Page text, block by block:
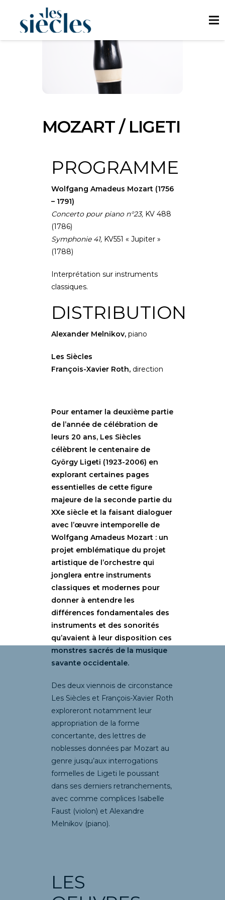
MOZART / LIGETI
PROGRAMME
Wolfgang Amadeus Mozart (1756
– 1791)
Concerto pour piano n°23, KV 488
(1786)
Symphonie 41, KV551 « Jupiter »
(1788)
Interprétation sur instruments
classiques.
DISTRIBUTION
Alexander Melnikov, piano
Les Siècles
François-Xavier Roth, direction
Pour entamer la deuxième partie
de l’année de célébration de
leurs 20 ans, Les Siècles
célèbrent le centenaire de
György Ligeti (1923-2006) en
explorant certaines pages
essentielles de cette figure
majeure de la seconde partie du
XXe siècle et la faisant dialoguer
avec l’œuvre intemporelle de
Wolfgang Amadeus Mozart : un
projet emblématique du projet
artistique de l’orchestre qui
jonglera entre instruments
classiques et modernes pour
donner à entendre les
différences fondamentales des
instruments et des sonorités
qu’avaient à leur disposition ces
monstres sacrés de la musique
savante occidentale.
Des deux viennois de circonstance
Les Siècles et François-Xavier Roth
exploreront notamment leur
appropriation de la forme
concertante, des lettres de
noblesses données par Mozart au
genre jusqu’aux interrogations
formelles de Ligeti le poussant
dans ses derniers retranchements,
avec comme complices Isabelle
Faust (violon) et Alexandre
Melnikov (piano).
LES